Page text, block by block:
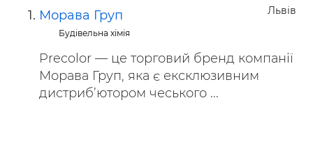
Львів
Морава Груп
Будівельна хімія
Precolor — це торговий бренд компанії
Морава Груп, яка є ексклюзивним
дистриб’ютором чеського ...